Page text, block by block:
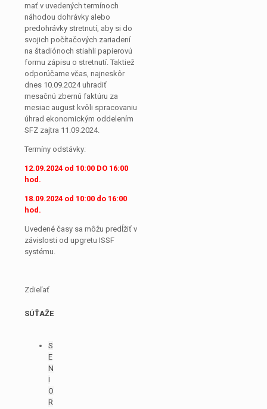
mať v uvedených termínoch
náhodou dohrávky alebo
predohrávky stretnutí, aby si do
svojich počítačových zariadení
na štadiónoch stiahli papierovú
formu zápisu o stretnutí. Taktiež
odporúčame včas, najneskôr
dnes 10.09.2024 uhradiť
mesačnú zbernú faktúru za
mesiac august kvôli spracovaniu
úhrad ekonomickým oddelením
SFZ zajtra 11.09.2024.
Termíny odstávky:
12.09.2024 od 10:00 DO 16:00
hod.
18.09.2024 od 10:00 do 16:00
hod.
Uvedené časy sa môžu predĺžiť v
závislosti od upgretu ISSF
systému.
Zdieľať
SÚŤAŽE
S
E
N
I
O
R